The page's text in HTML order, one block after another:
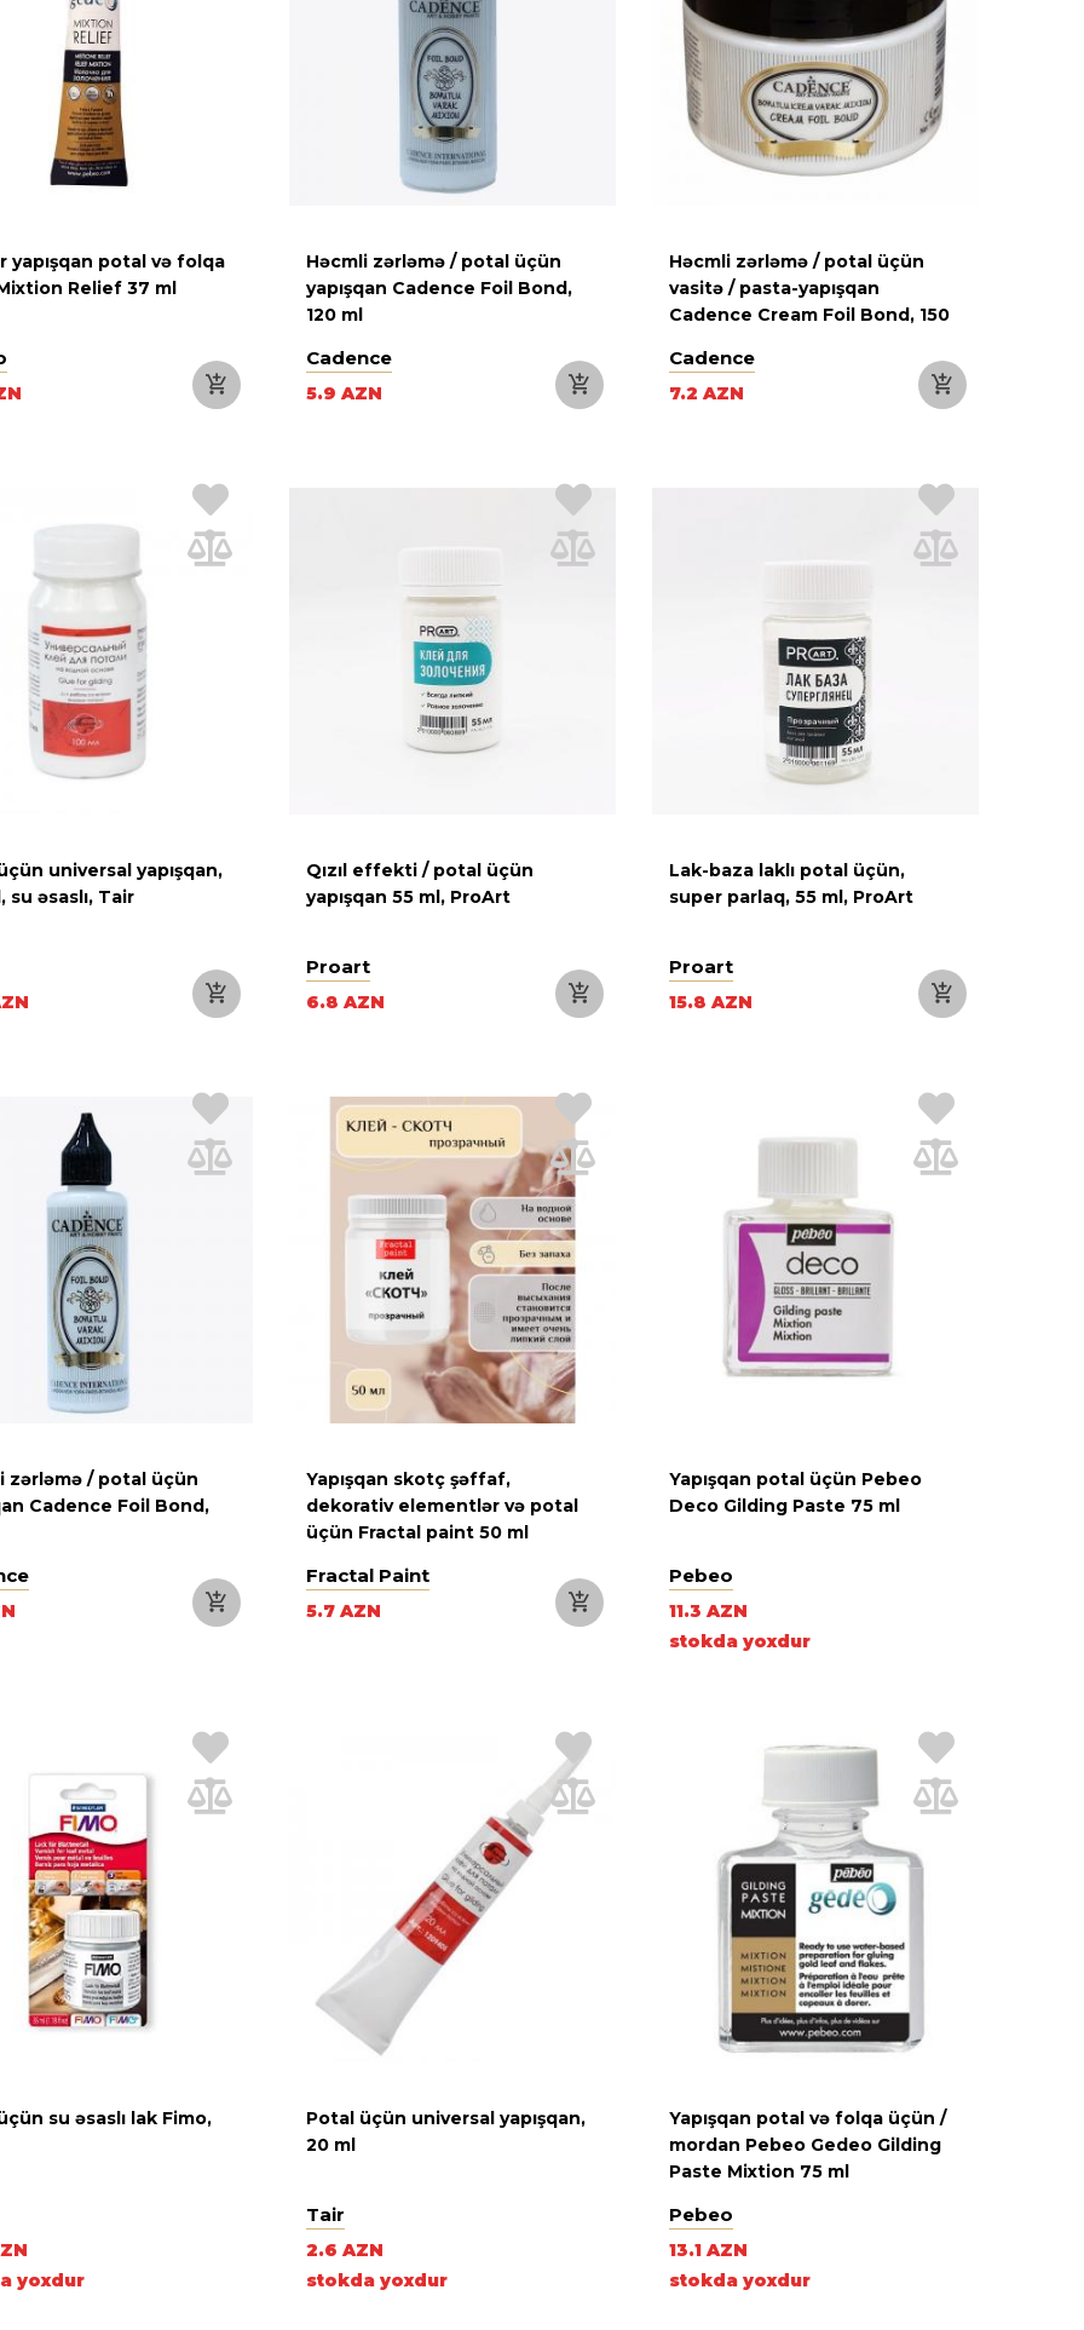
yapışqan potal və folqa
Relief 37 ml
Həcmli zərləmə / potal üçün
yapışqan Cadence Foil Bond,
120 ml
Cadence
5.9 AZN
Həcmli zərləmə / potal üçün
vasitə / pasta-yapışqan
Cadence Cream Foil Bond, 150
Cadence
7.2 AZN
universal yapışqan,
su əsaslı, Tair
Qızıl effekti / potal üçün
yapışqan 55 ml, ProArt
Proart
6.8 AZN
Lak-baza laklı potal üçün,
super parlaq, 55 ml, ProArt
Proart
15.8 AZN
zərləmə / potal üçün
Cadence Foil Bond,
Yapışqan skotç şəffaf,
dekorativ elementlər və potal
üçün Fractal paint 50 ml
Fractal Paint
5.7 AZN
Yapışqan potal üçün Pebeo
Deco Gilding Paste 75 ml
Pebeo
11.3 AZN
stokda yoxdur
su əsaslı lak Fimo,
yoxdur
Potal üçün universal yapışqan,
20 ml
Tair
2.6 AZN
stokda yoxdur
Yapışqan potal və folqa üçün /
mordan Pebeo Gedeo Gilding
Paste Mixtion 75 ml
Pebeo
13.1 AZN
stokda yoxdur